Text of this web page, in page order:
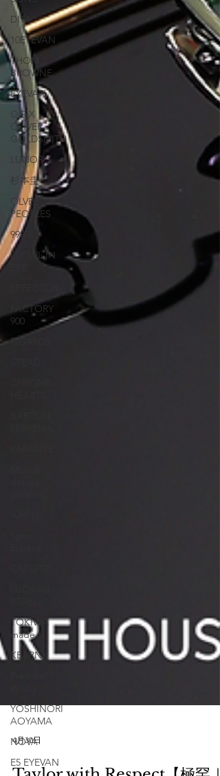
DITA
10EYEVAN
THOM
BROWNE
EYEVAN
OG X
OLIVER
GOLDSMITH
LUNOR
杉本圭
OLVER
PEOPLES
999.9
LEOWL IN
FACTORY
900
RIGARDS
TOKIWA
made
KEARNY
YOSHINORI
AOYAMA
NOVA
E5 EYEVAN
4月30日